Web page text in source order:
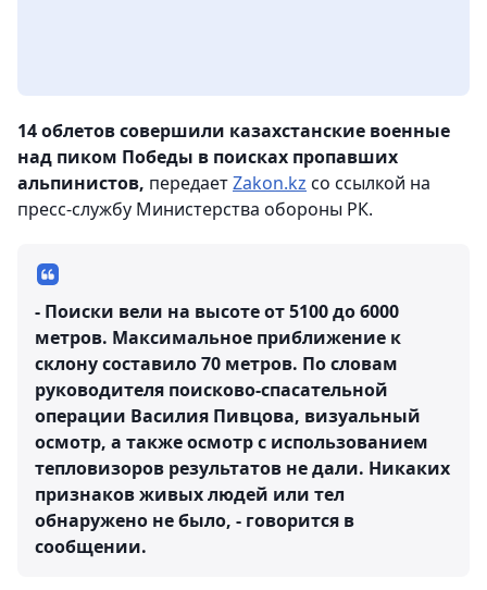
14 облетов совершили казахстанские военные
над пиком Победы в поисках пропавших
альпинистов, передаетZakon.kz со ссылкой на
пресс-службу Министерства обороны РК.
- Поиски вели на высоте от 5100 до 6000
метров. Максимальное приближение к
склону составило 70 метров. По словам
руководителя поисково-спасательной
операции Василия Пивцова, визуальный
осмотр, а также осмотр с использованием
тепловизоров результатов не дали. Никаких
признаков живых людей или тел
обнаружено не было, - говорится в
сообщении.